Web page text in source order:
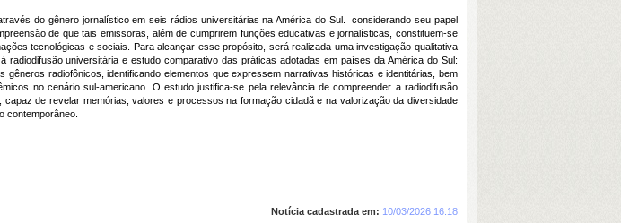
do gênero jornalístico em seis rádios universitárias na América do Sul. considerando seu papel
de que tais emissoras, além de cumprirem funções educativas e jornalísticas, constituem-se
tecnológicas e sociais. Para alcançar esse propósito, será realizada uma investigação qualitativa
universitária e estudo comparativo das práticas adotadas em países da América do Sul:
radiofônicos, identificando elementos que expressem narrativas históricas e identitárias, bem
no cenário sul-americano. O estudo justifica-se pela relevância de compreender a radiodifusão
de revelar memórias, valores e processos na formação cidadã e na valorização da diversidade
contemporâneo.
Notícia cadastrada em: 10/03/2026 16:18